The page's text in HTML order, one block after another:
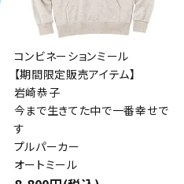
コンビネーションミール
【期間限定販売アイテム】
岩崎恭子
今まで生きてた中で一番幸せで
す
プルパーカー
オートミール